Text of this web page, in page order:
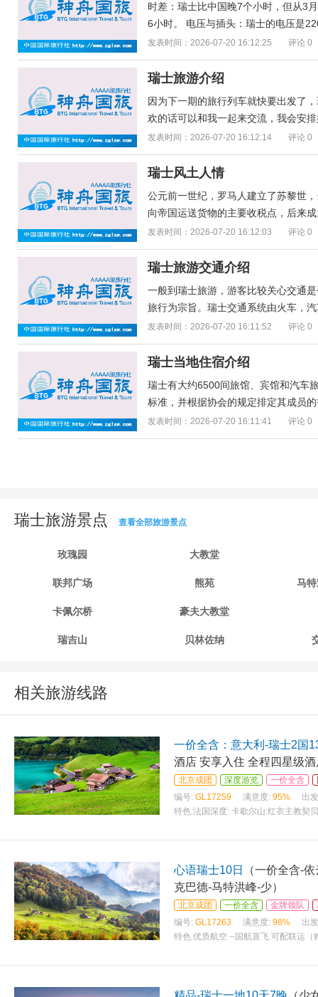
时差：瑞士比中国晚7个小时，但从3
6小时。 电压与插头：瑞士的电压是
发表时间：2026-07-20 16:12:25 评论 0
瑞士旅游介绍
因为下一期的旅行列车就快要出发了
欢的话可以和我一起来交流，我会安
发表时间：2026-07-20 16:12:14 评论 0
瑞士风土人情
公元前一世纪，罗马人建立了苏黎世
向帝国运送货物的主要收税点，后来
发表时间：2026-07-20 16:12:03 评论 0
瑞士旅游交通介绍
一般到瑞士旅游，游客比较关心交通
旅行为宗旨。瑞士交通系统由火车，
发表时间：2026-07-20 16:11:52 评论 0
瑞士当地住宿介绍
瑞士有大约6500间旅馆、宾馆和汽车
标准，并根据协会的规定排定其成员
发表时间：2026-07-20 16:11:41 评论 0
瑞士旅游景点 查看全部旅游景点
玫瑰园 大教堂
联邦广场 熊苑 马
卡佩尔桥 豪夫大教堂
瑞吉山 贝林佐纳
相关旅游线路
一价全含：意大利-瑞士2国
北京成团 深度游览 一价全含
编号: GL17259 满意度: 95%
出
特色:法国深度: 卡歇尔山:红衣主教契
心语瑞士10日
（一价全含-
克巴德-马特洪峰-少）
北京成团 一价全含 金牌领队
编号: GL17263 满意度: 98%
出
特色:优质航空 --国航直飞 可配联运